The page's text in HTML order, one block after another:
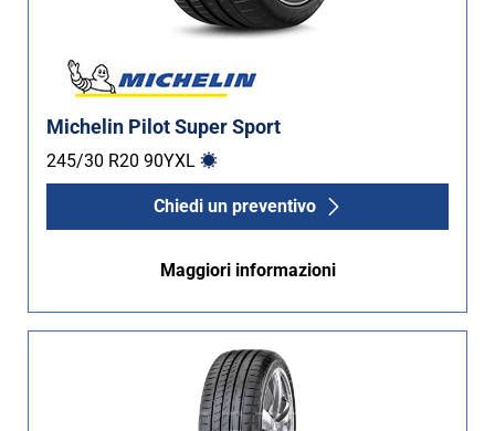
Michelin Pilot Super Sport
245/30 R20 90YXL
Chiedi un preventivo
Maggiori informazioni